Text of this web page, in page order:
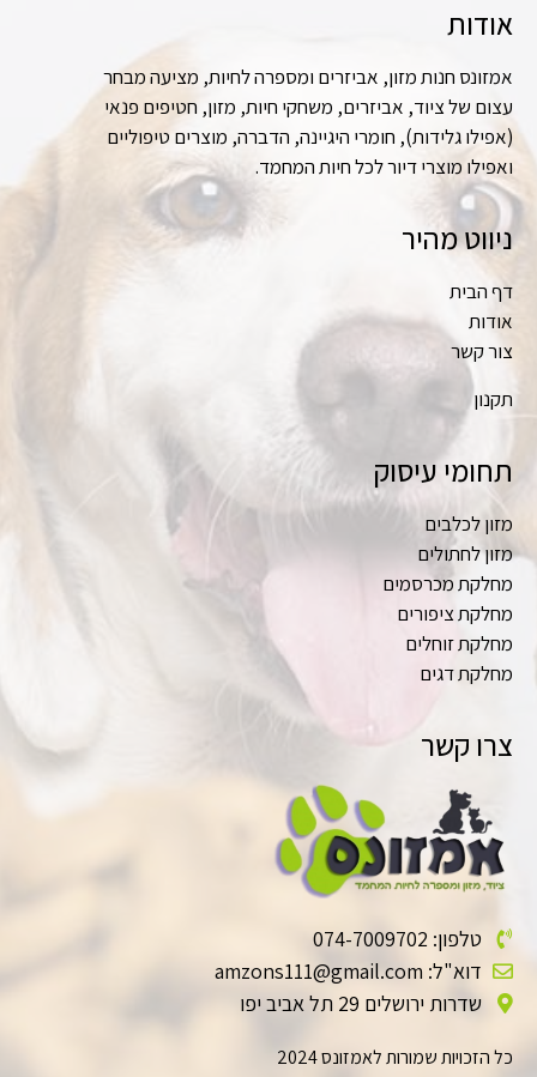
אודות
אמזונס חנות מזון, אביזרים ומספרה לחיות, מציעה מבחר
עצום של ציוד, אביזרים, משחקי חיות, מזון, חטיפים פנאי
(אפילו גלידות), חומרי היגיינה, הדברה, מוצרים טיפוליים
ואפילו מוצרי דיור לכל חיות המחמד.
ניווט מהיר
דף הבית
אודות
צור קשר
תקנון
תחומי עיסוק
מזון לכלבים
מזון לחתולים
מחלקת מכרסמים
מחלקת ציפורים
מחלקת זוחלים
מחלקת דגים
צרו קשר
טלפון: 074-7009702
דוא"ל: amzons111@gmail.com
שדרות ירושלים 29 תל אביב יפו
כל הזכויות שמורות לאמזונס 2024